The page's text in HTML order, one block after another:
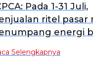
Pada 1-31 Juli,
ritel pasar
energi
turun 2% YoY]
Selengkapnya